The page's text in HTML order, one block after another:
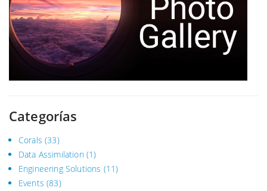
Categorías
Corals (33)
Data Assimilation(1)
Engineering Solutions (11)
Events (83)